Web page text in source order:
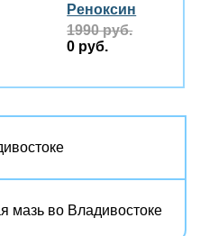
Реноксин
1990 руб.
0 руб.
мазь во Владивостоке